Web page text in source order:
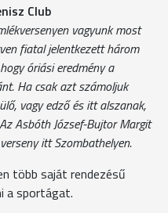
Club
vagyunk most
fiatal jelentkezett három
óriási eredmény a
Ha csak azt számoljuk
vagy edző és itt alszanak,
Asbóth József-Bujtor Margit
itt Szombathelyen.
több saját rendezésű
a sportágat.